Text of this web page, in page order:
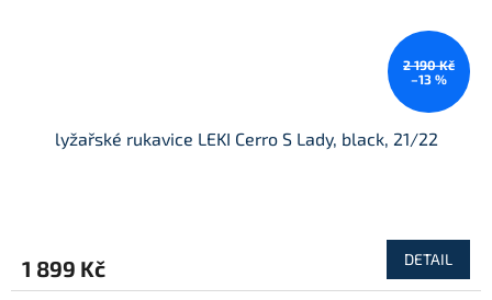
2 190 Kč
–13 %
lyžařské rukavice LEKI Cerro S Lady, black, 21/22
1 899 Kč DETAIL